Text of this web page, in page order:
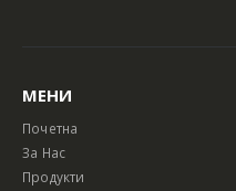
МЕНИ
Почетна
За Нас
Продукти